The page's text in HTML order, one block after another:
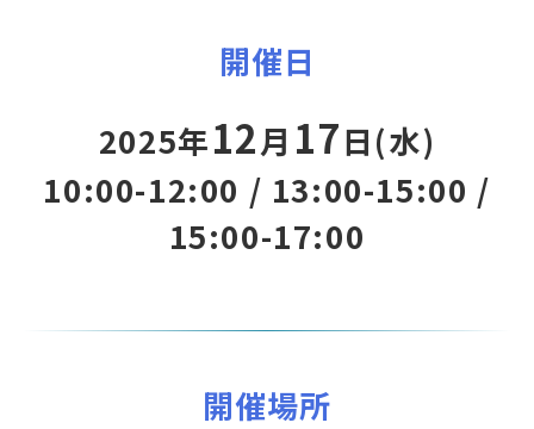
開催日
2025年12月 17日(水)
10:00-12:00 / 13:00-15:00 /
15:00-17:00
開催場所